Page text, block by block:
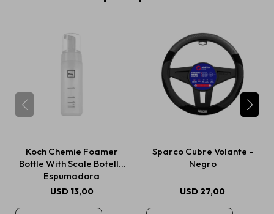
Koch Chemie Foamer
Bottle With Scale Botella
Espumadora
USD 13,00
Sparco Cubre Volante -
Negro
USD 27,00